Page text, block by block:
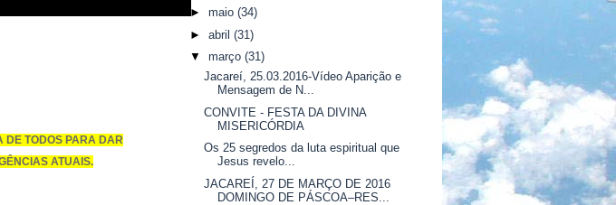
DE TODOS PARA DAR
ATUA IS.
► maio (34)
► abril (31)
▼ março (31)
Jacareí, 25.03.2016-Vídeo Aparição e
Mensagem de N...
CONVITE - FESTA DA DIVINA
MISERICÓRDIA
Os 25 segredos da luta espiritual que
Jesus revelo...
JACAREÍ, 27 DE MARÇO DE 2016
DOMINGO DE PÁSCOA–RES...